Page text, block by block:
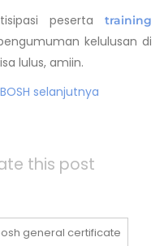
peserta training
kelulusan di
lulus, amiin.
selanjutnya
this post
general certificate